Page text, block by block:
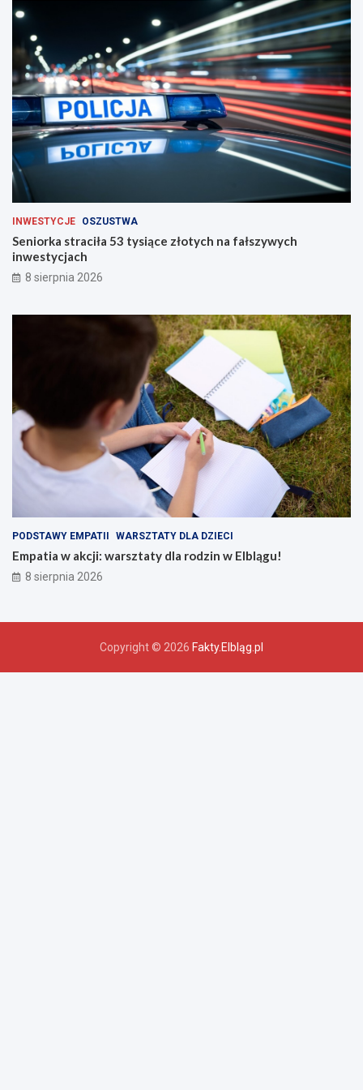
a
c
INWESTYCJE OSZUSTWA
Seniorka straciła 53 tysiące złotych na fałszywych
inwestycjach
8 sierpnia 2026
PODSTAWY EMPATII WARSZTATY DLA DZIECI
Empatia w akcji: warsztaty dla rodzin w Elblągu!
8 sierpnia 2026
Copyright © 2026 Fakty.Elbląg.pl